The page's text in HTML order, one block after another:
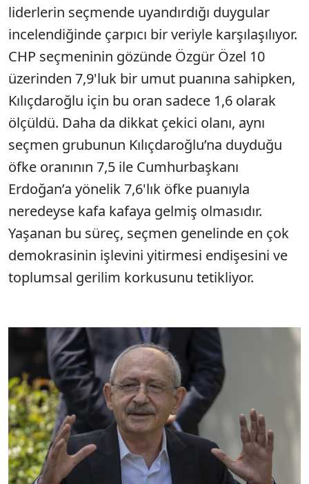
liderlerin seçmende uyandırdığı duygular
incelendiğinde çarpıcı bir veriyle karşılaşılıyor.
CHP seçmeninin gözünde Özgür Özel 10
üzerinden 7,9'luk bir umut puanına sahipken,
Kılıçdaroğlu için bu oran sadece 1,6 olarak
ölçüldü. Daha da dikkat çekici olanı, aynı
seçmen grubunun Kılıçdaroğlu’na duyduğu
öfke oranının 7,5 ile Cumhurbaşkanı
Erdoğan’a yönelik 7,6'lık öfke puanıyla
neredeyse kafa kafaya gelmiş olmasıdır.
Yaşanan bu süreç, seçmen genelinde en çok
demokrasinin işlevini yitirmesi endişesini ve
toplumsal gerilim korkusunu tetikliyor.